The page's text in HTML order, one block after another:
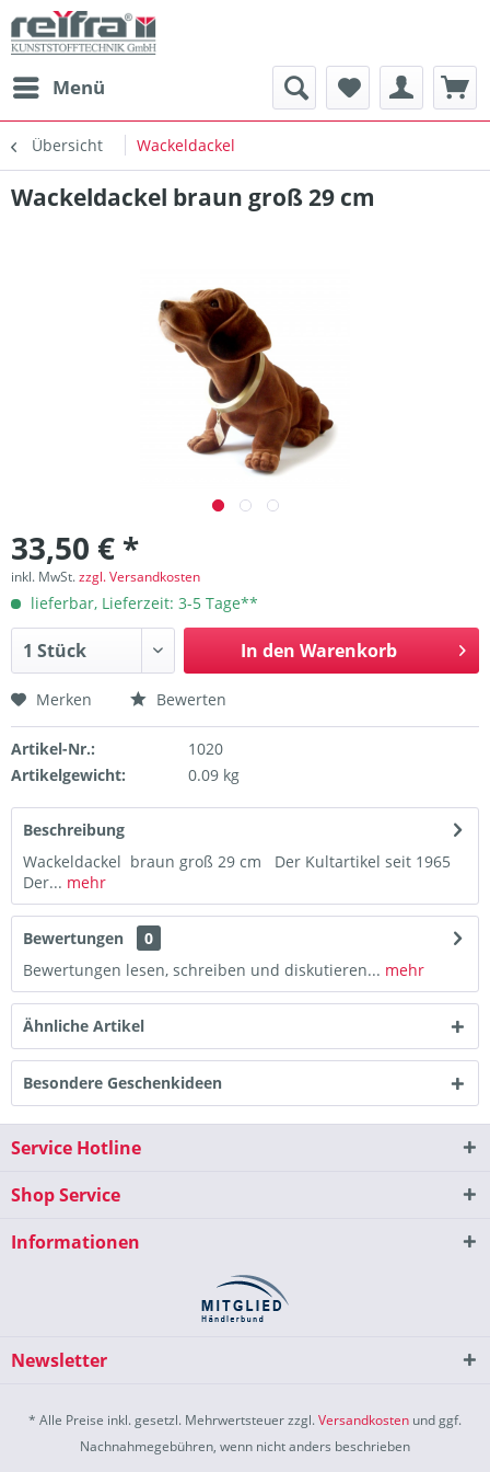
Menü
Übersicht Wackeldackel
Wackeldackel braun groß 29 cm
33,50 € *
inkl. MwSt.zzgl. Versandkosten
lieferbar, Lieferzeit: 3-5 Tage**
In den Warenkorb
Merken Bewerten
Artikel-Nr.:
1020
Artikelgewicht:
0.09 kg
Beschreibung
Wackeldackel braun groß 29 cm Der Kultartikel seit 1965
Der... mehr
Bewertungen
0
Bewertungen lesen, schreiben und diskutieren... mehr
Ähnliche Artikel
Besondere Geschenkideen
Service Hotline
Shop Service
Informationen
Newsletter
* Alle Preise inkl. gesetzl. Mehrwertsteuer zzgl.Versandkosten und ggf.
Nachnahmegebühren, wenn nicht anders beschrieben